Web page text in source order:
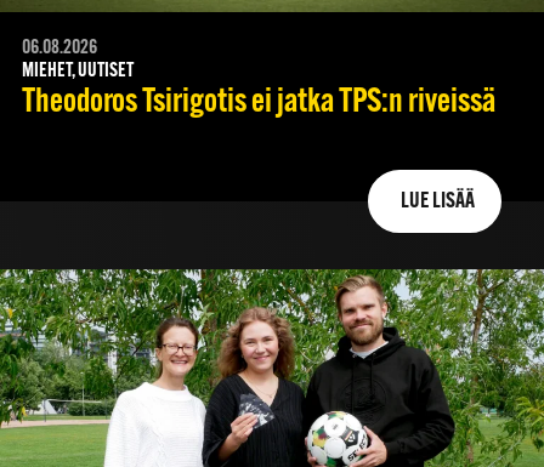
06.08.2026
MIEHET, UUTISET
Theodoros Tsirigotis ei jatka TPS:n riveissä
LUE LISÄÄ